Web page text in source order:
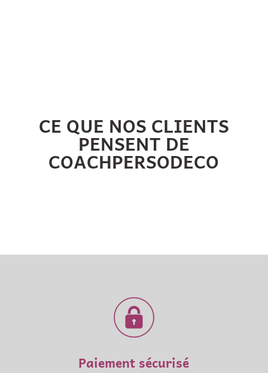
CE QUE NOS CLIENTS
PENSENT DE
COACHPERSODECO
Paiement sécurisé